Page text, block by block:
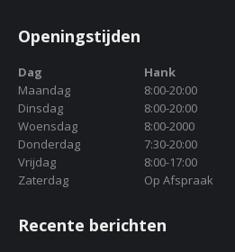
Openingstijden
Dag Hank
Maandag
8:00-20:00
Dinsdag
8:00-20:00
Woensdag
8:00-2000
Donderdag
7:30-20:00
Vrijdag
8:00-17:00
Zaterdag
Op Afspraak
Recente berichten